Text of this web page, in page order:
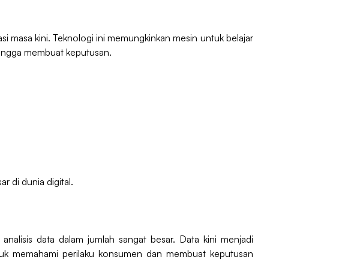
masa kini. Teknologi ini memungkinkan mesin untuk belajar
membuat keputusan.
di dunia digital.
data dalam jumlah sangat besar. Data kini menjadi
memahami perilaku konsumen dan membuat keputusan